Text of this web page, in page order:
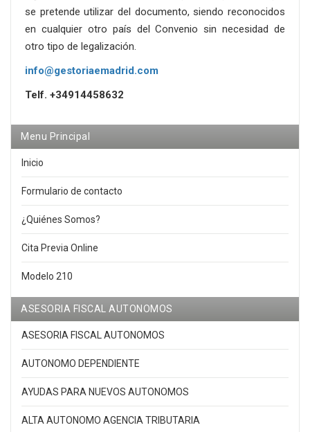
se pretende utilizar del documento, siendo reconocidos
en cualquier otro país del Convenio sin necesidad de
otro tipo de legalización.
info@gestoriaemadrid.com
Telf. +34914458632
Menu Principal
Inicio
Formulario de contacto
¿Quiénes Somos?
Cita Previa Online
Modelo 210
ASESORIA FISCAL AUTONOMOS
ASESORIA FISCAL AUTONOMOS
AUTONOMO DEPENDIENTE
AYUDAS PARA NUEVOS AUTONOMOS
ALTA AUTONOMO AGENCIA TRIBUTARIA